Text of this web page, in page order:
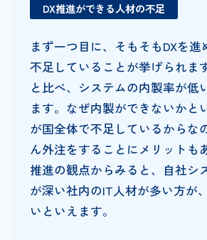
DX推進ができる人材の不足
まず一つ目に、そもそもDXを
不足していることが挙げられま
と比べ、システムの内製率が低
ます。なぜ内製ができないかと
が国全体で不足しているからな
ん外注をすることにメリットも
推進の観点からみると、自社シ
が深い社内のIT人材が多い方が
いといえます。